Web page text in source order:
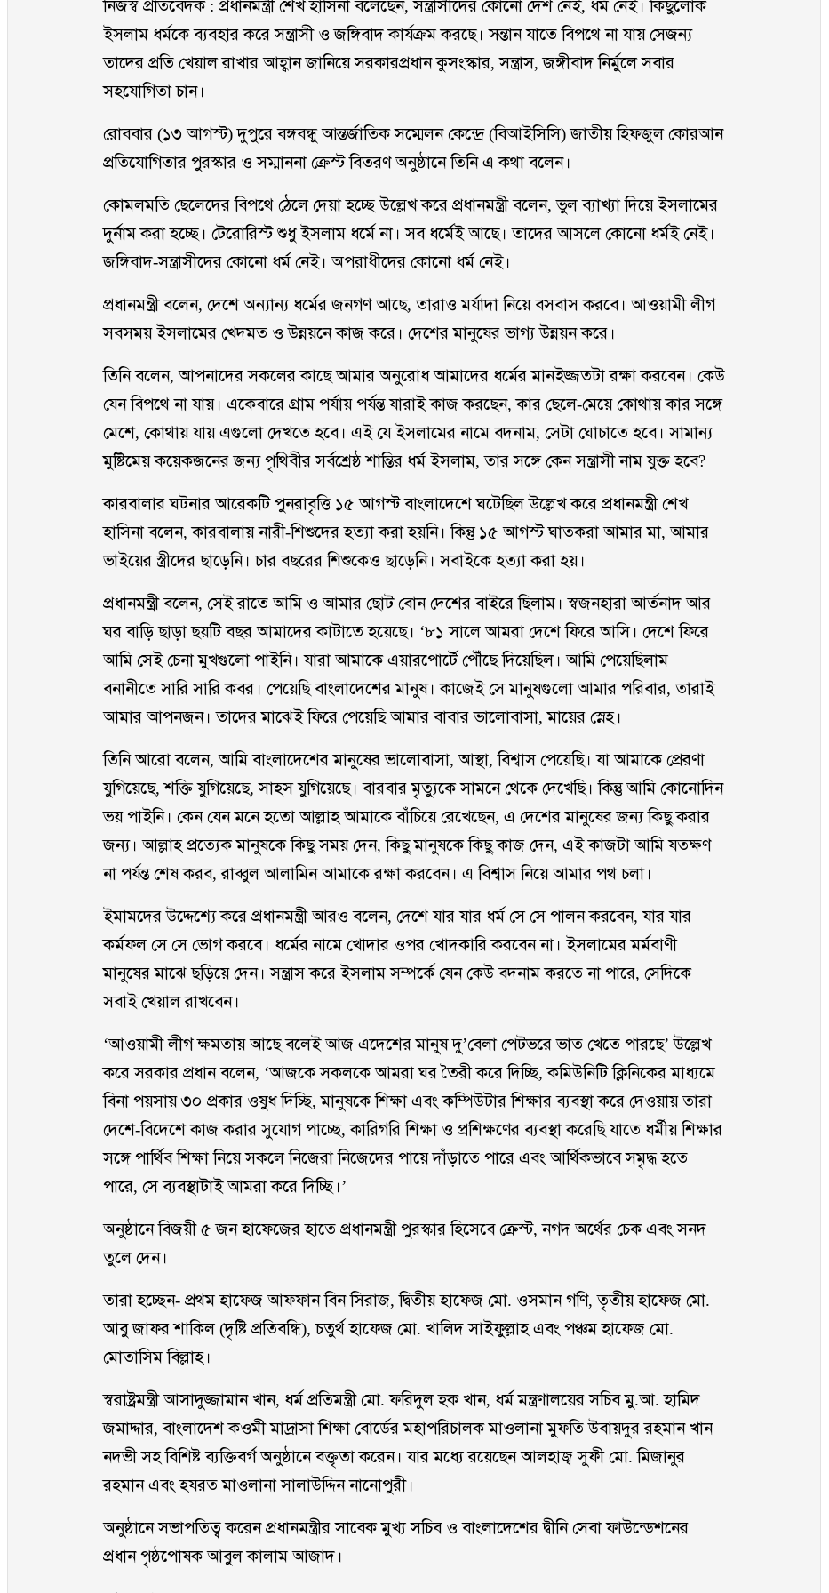
নিজস্ব প্রতিবেদক : প্রধানমন্ত্রী শেখ হাসিনা বলেছেন, সন্ত্রাসীদের কোনো দেশ নেই, ধর্ম নেই। কিছুলোক
ইসলাম ধর্মকে ব্যবহার করে সন্ত্রাসী ও জঙ্গিবাদ কার্যক্রম করছে। সন্তান যাতে বিপথে না যায় সেজন্য
তাদের প্রতি খেয়াল রাখার আহ্বান জানিয়ে সরকারপ্রধান কুসংস্কার, সন্ত্রাস, জঙ্গীবাদ নির্মুলে সবার
সহযোগিতা চান।
রোববার (১৩ আগস্ট) দুপুরে বঙ্গবন্ধু আন্তর্জাতিক সম্মেলন কেন্দ্রে (বিআইসিসি) জাতীয় হিফজুল কোরআন
প্রতিযোগিতার পুরস্কার ও সম্মাননা ক্রেস্ট বিতরণ অনুষ্ঠানে তিনি এ কথা বলেন।
কোমলমতি ছেলেদের বিপথে ঠেলে দেয়া হচ্ছে উল্লেখ করে প্রধানমন্ত্রী বলেন, ভুল ব্যাখ্যা দিয়ে ইসলামের
দুর্নাম করা হচ্ছে। টেরোরিস্ট শুধু ইসলাম ধর্মে না। সব ধর্মেই আছে। তাদের আসলে কোনো ধর্মই নেই।
জঙ্গিবাদ-সন্ত্রাসীদের কোনো ধর্ম নেই। অপরাধীদের কোনো ধর্ম নেই।
প্রধানমন্ত্রী বলেন, দেশে অন্যান্য ধর্মের জনগণ আছে, তারাও মর্যাদা নিয়ে বসবাস করবে। আওয়ামী লীগ
সবসময় ইসলামের খেদমত ও উন্নয়নে কাজ করে। দেশের মানুষের ভাগ্য উন্নয়ন করে।
তিনি বলেন, আপনাদের সকলের কাছে আমার অনুরোধ আমাদের ধর্মের মানইজ্জতটা রক্ষা করবেন। কেউ
যেন বিপথে না যায়। একেবারে গ্রাম পর্যায় পর্যন্ত যারাই কাজ করছেন, কার ছেলে-মেয়ে কোথায় কার সঙ্গে
মেশে, কোথায় যায় এগুলো দেখতে হবে। এই যে ইসলামের নামে বদনাম, সেটা ঘোচাতে হবে। সামান্য
মুষ্টিমেয় কয়েকজনের জন্য পৃথিবীর সর্বশ্রেষ্ঠ শান্তির ধর্ম ইসলাম, তার সঙ্গে কেন সন্ত্রাসী নাম যুক্ত হবে?
কারবালার ঘটনার আরেকটি পুনরাবৃত্তি ১৫ আগস্ট বাংলাদেশে ঘটেছিল উল্লেখ করে প্রধানমন্ত্রী শেখ
হাসিনা বলেন, কারবালায় নারী-শিশুদের হত্যা করা হয়নি। কিন্তু ১৫ আগস্ট ঘাতকরা আমার মা, আমার
ভাইয়ের স্ত্রীদের ছাড়েনি। চার বছরের শিশুকেও ছাড়েনি। সবাইকে হত্যা করা হয়।
প্রধানমন্ত্রী বলেন, সেই রাতে আমি ও আমার ছোট বোন দেশের বাইরে ছিলাম। স্বজনহারা আর্তনাদ আর
ঘর বাড়ি ছাড়া ছয়টি বছর আমাদের কাটাতে হয়েছে। ‘৮১ সালে আমরা দেশে ফিরে আসি। দেশে ফিরে
আমি সেই চেনা মুখগুলো পাইনি। যারা আমাকে এয়ারপোর্টে পৌঁছে দিয়েছিল। আমি পেয়েছিলাম
বনানীতে সারি সারি কবর। পেয়েছি বাংলাদেশের মানুষ। কাজেই সে মানুষগুলো আমার পরিবার, তারাই
আমার আপনজন। তাদের মাঝেই ফিরে পেয়েছি আমার বাবার ভালোবাসা, মায়ের স্নেহ।
তিনি আরো বলেন, আমি বাংলাদেশের মানুষের ভালোবাসা, আস্থা, বিশ্বাস পেয়েছি। যা আমাকে প্রেরণা
যুগিয়েছে, শক্তি যুগিয়েছে, সাহস যুগিয়েছে। বারবার মৃত্যুকে সামনে থেকে দেখেছি। কিন্তু আমি কোনোদিন
ভয় পাইনি। কেন যেন মনে হতো আল্লাহ আমাকে বাঁচিয়ে রেখেছেন, এ দেশের মানুষের জন্য কিছু করার
জন্য। আল্লাহ প্রত্যেক মানুষকে কিছু সময় দেন, কিছু মানুষকে কিছু কাজ দেন, এই কাজটা আমি যতক্ষণ
না পর্যন্ত শেষ করব, রাব্বুল আলামিন আমাকে রক্ষা করবেন। এ বিশ্বাস নিয়ে আমার পথ চলা।
ইমামদের উদ্দেশ্যে করে প্রধানমন্ত্রী আরও বলেন, দেশে যার যার ধর্ম সে সে পালন করবেন, যার যার
কর্মফল সে সে ভোগ করবে। ধর্মের নামে খোদার ওপর খোদকারি করবেন না। ইসলামের মর্মবাণী
মানুষের মাঝে ছড়িয়ে দেন। সন্ত্রাস করে ইসলাম সম্পর্কে যেন কেউ বদনাম করতে না পারে, সেদিকে
সবাই খেয়াল রাখবেন।
‘আওয়ামী লীগ ক্ষমতায় আছে বলেই আজ এদেশের মানুষ দু’বেলা পেটভরে ভাত খেতে পারছে’ উল্লেখ
করে সরকার প্রধান বলেন, ‘আজকে সকলকে আমরা ঘর তৈরী করে দিচ্ছি, কমিউনিটি ক্লিনিকের মাধ্যমে
বিনা পয়সায় ৩০ প্রকার ওষুধ দিচ্ছি, মানুষকে শিক্ষা এবং কম্পিউটার শিক্ষার ব্যবস্থা করে দেওয়ায় তারা
দেশে-বিদেশে কাজ করার সুযোগ পাচ্ছে, কারিগরি শিক্ষা ও প্রশিক্ষণের ব্যবস্থা করেছি যাতে ধর্মীয় শিক্ষার
সঙ্গে পার্থিব শিক্ষা নিয়ে সকলে নিজেরা নিজেদের পায়ে দাঁড়াতে পারে এবং আর্থিকভাবে সমৃদ্ধ হতে
পারে, সে ব্যবস্থাটাই আমরা করে দিচ্ছি।’
অনুষ্ঠানে বিজয়ী ৫ জন হাফেজের হাতে প্রধানমন্ত্রী পুরস্কার হিসেবে ক্রেস্ট, নগদ অর্থের চেক এবং সনদ
তুলে দেন।
তারা হচ্ছেন- প্রথম হাফেজ আফফান বিন সিরাজ, দ্বিতীয় হাফেজ মো. ওসমান গণি, তৃতীয় হাফেজ মো.
আবু জাফর শাকিল (দৃষ্টি প্রতিবন্ধি), চতুর্থ হাফেজ মো. খালিদ সাইফুল্লাহ এবং পঞ্চম হাফেজ মো.
মোতাসিম বিল্লাহ।
স্বরাষ্ট্রমন্ত্রী আসাদুজ্জামান খান, ধর্ম প্রতিমন্ত্রী মো. ফরিদুল হক খান, ধর্ম মন্ত্রণালয়ের সচিব মু.আ. হামিদ
জমাদ্দার, বাংলাদেশ কওমী মাদ্রাসা শিক্ষা বোর্ডের মহাপরিচালক মাওলানা মুফতি উবায়দুর রহমান খান
নদভী সহ বিশিষ্ট ব্যক্তিবর্গ অনুষ্ঠানে বক্তৃতা করেন। যার মধ্যে রয়েছেন আলহাজ্ব সুফী মো. মিজানুর
রহমান এবং হযরত মাওলানা সালাউদ্দিন নানোপুরী।
অনুষ্ঠানে সভাপতিত্ব করেন প্রধানমন্ত্রীর সাবেক মুখ্য সচিব ও বাংলাদেশের দ্বীনি সেবা ফাউন্ডেশনের
প্রধান পৃষ্ঠপোষক আবুল কালাম আজাদ।